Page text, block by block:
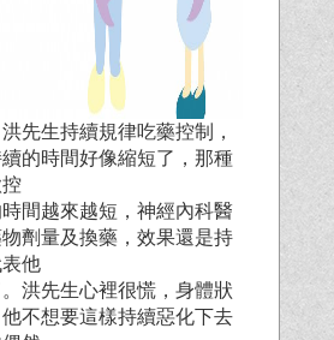
先生持續規律吃藥控制，
的時間好像縮短了，那種
間越來越短，神經內科醫
劑量及換藥，效果還是持
他
洪先生心裡很慌，身體狀
不想要這樣持續惡化下去